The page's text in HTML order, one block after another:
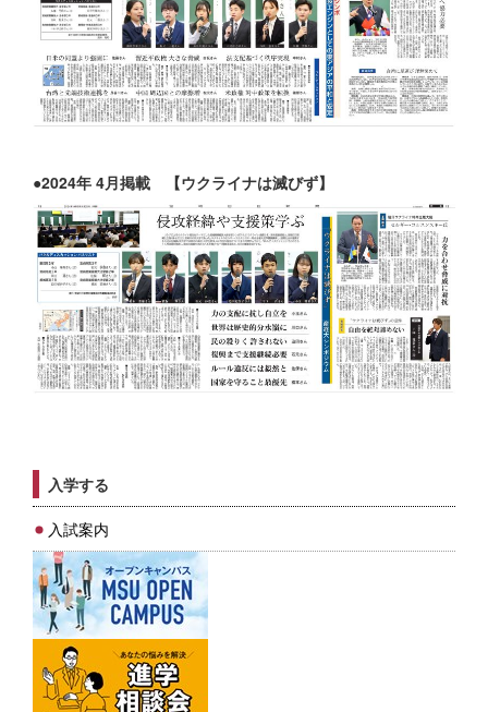
入学する
入試案内
●2024年 4月掲載 【ウクライナは滅びず】